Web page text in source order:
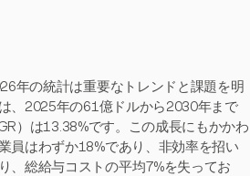
年の統計は重要なトレンドと課題を明
、2025年の61億ドルから2030年まで
）は13.38%です。この成長にもかかわ
員はわずか18%であり、非効率を招い
、総給与コストの平均7%を失ってお